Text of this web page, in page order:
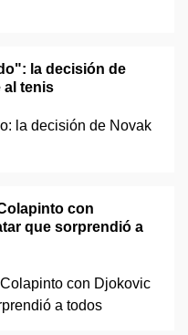
la decisión de
al tenis
con
que sorprendió a